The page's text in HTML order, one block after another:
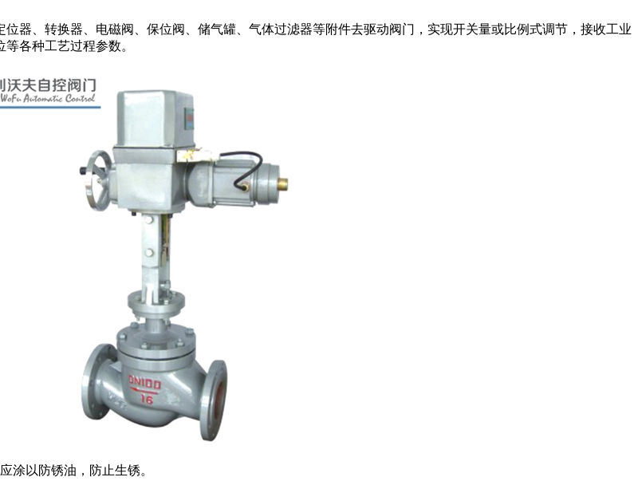
器、转换器、电磁阀、保位阀、储气罐、气体过滤器等附件去驱动阀门，实现开关量或比例式调节，接收工业
各种工艺过程参数。
涂以防锈油，防止生锈。